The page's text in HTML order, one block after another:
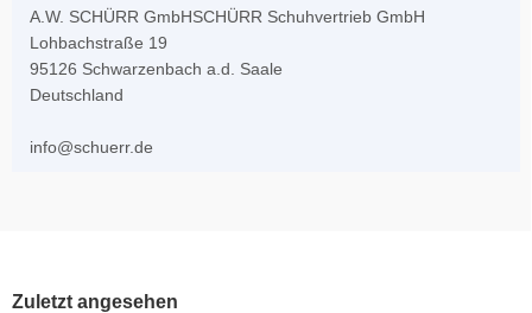
A.W. SCHÜRR GmbHSCHÜRR Schuhvertrieb GmbH
Lohbachstraße 19
95126 Schwarzenbach a.d. Saale
Deutschland
info@schuerr.de
Zuletzt angesehen